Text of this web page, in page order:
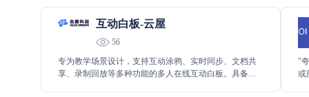
互动白板-云屋
56
专为教学场景设计，支持互动涂鸦、实时同步、文档共
享、录制回放等多种功能的多人在线互动白板。具备完
"
或